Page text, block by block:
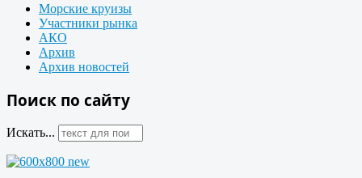
Морские круизы
Участники рынка
АКО
Архив
Архив новостей
Поиск по сайту
Искать...